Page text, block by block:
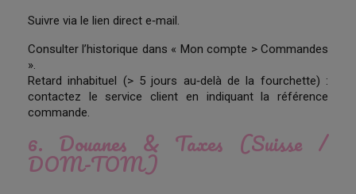
Suivre via le lien direct e‑mail.
Consulter l’historique dans « Mon compte > Commandes
».
Retard inhabituel (> 5 jours au‑delà de la fourchette) :
contactez le service client en indiquant la référence
commande.
6. Douanes & Taxes (Suisse /
DOM-TOM)